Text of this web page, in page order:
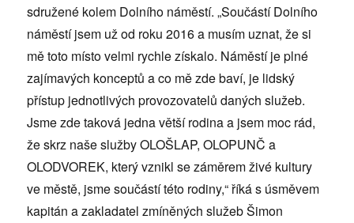
sdružené kolem Dolního náměstí. „Součástí Dolního
náměstí jsem už od roku 2016 a musím uznat, že si
mě toto místo velmi rychle získalo. Náměstí je plné
zajímavých konceptů a co mě zde baví, je lidský
přístup jednotlivých provozovatelů daných služeb.
Jsme zde taková jedna větší rodina a jsem moc rád,
že skrz naše služby OLOŠLAP, OLOPUNČ a
OLODVOREK, který vznikl se záměrem živé kultury
ve městě, jsme součástí této rodiny,“ říká s úsměvem
kapitán a zakladatel zmíněných služeb Šimon